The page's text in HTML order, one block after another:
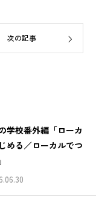
次の記事
学校番外編「ローカ
める／ローカルでつ